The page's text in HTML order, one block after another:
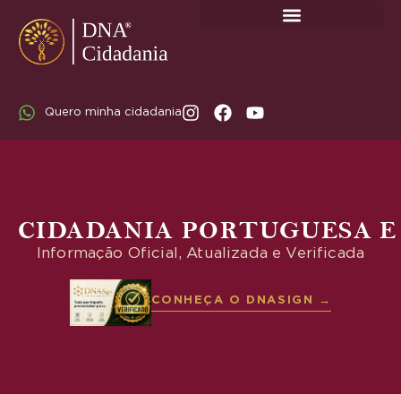
Quero minha cidadania
CIDADANIA PORTUGUESA
Informação Oficial, Atualizada e Verificada
CONHEÇA O DNASIGN →